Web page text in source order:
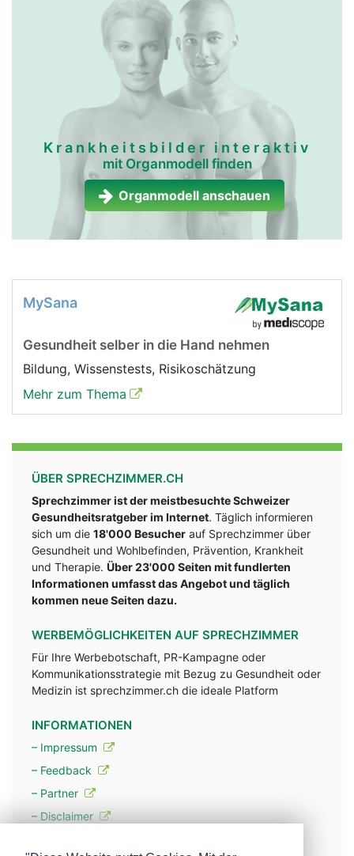
Krankheitsbilder interaktiv
mit Organmodell finden
Organmodell anschauen
MySana
Gesundheit selber in die Hand nehmen
Bildung, Wissenstests, Risikoschätzung
Mehr zum Thema
ÜBER SPRECHZIMMER.CH
Sprechzimmer ist der meistbesuchte Schweizer
Gesundheitsratgeber im Internet. Täglich informieren
sich um die 18'000 Besucher auf Sprechzimmer über
Gesundheit und Wohlbefinden, Prävention, Krankheit
und Therapie. Über 23'000 Seiten mit fundlerten
Informationen umfasst das Angebot und täglich
kommen neue Seiten dazu.
WERBEMÖGLICHKEITEN AUF SPRECHZIMMER
Für Ihre Werbebotschaft, PR-Kampagne oder
Kommunikationsstrategie mit Bezug zu Gesundheit oder
Medizin ist sprechzimmer.ch die ideale Platform
INFORMATIONEN
– Impressum
– Feedback
– Partner
– Disclaimer